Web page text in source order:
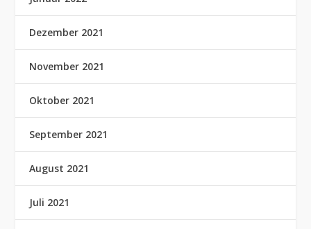
Dezember 2021
November 2021
Oktober 2021
September 2021
August 2021
Juli 2021